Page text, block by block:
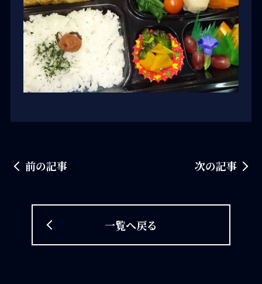
前の記事
一覧へ戻る
次の記事